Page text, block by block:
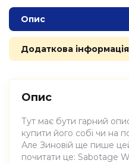
Опис
Додаткова інформація
Опис
Тут має бути гарний
купити його собі чи на
Але Зиновій ще пише
почитати це: Sabotage